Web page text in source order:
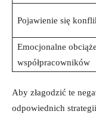
Pojawienie się
Emocjonalne
współpracowników
Aby złagodzić ​te
⁢odpowiednich